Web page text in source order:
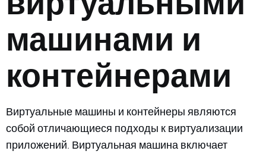
машинами и
контейнерами
Виртуальные машины и контейнеры являются
собой отличающиеся подходы к виртуализации
приложений. Виртуальная машина включает